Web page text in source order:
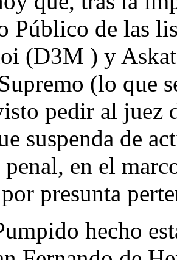
Público de las
(D3M ) y
(lo que
pedir al juez
suspenda de
en el
presunta
hecho